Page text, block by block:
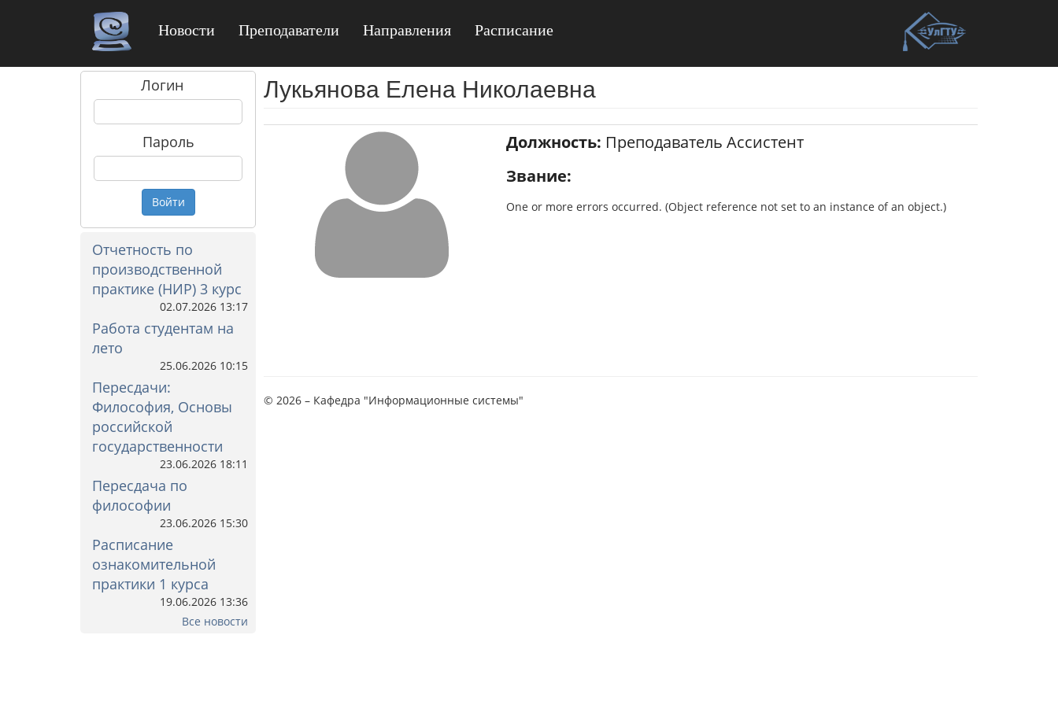
Новости Преподаватели Направления Расписание
Логин
Пароль
Войти
Отчетность по
производственной
практике (НИР) 3 курс
02.07.2026 13:17
Работа студентам на
лето
25.06.2026 10:15
Пересдачи:
Философия, Основы
российской
государственности
23.06.2026 18:11
Пересдача по
философии
23.06.2026 15:30
Расписание
ознакомительной
практики 1 курса
19.06.2026 13:36
Все новости
Лукьянова Елена Николаевна
Должность: Преподаватель Ассистент
Звание:
One or more errors occurred. (Object reference not set to an instance of an object.)
© 2026 – Кафедра "Информационные системы"